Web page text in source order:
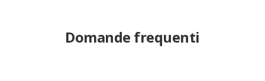
Domande frequenti